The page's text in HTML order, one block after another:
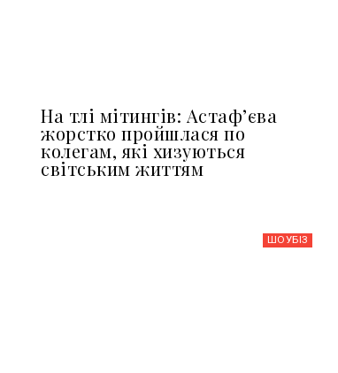
На тлі мітингів: Астафʼєва
жорстко пройшлася по
колегам, які хизуються
світським життям
ШОУБIЗ